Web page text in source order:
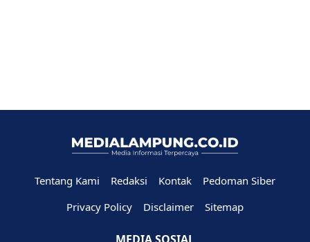
Tentang Kami Redaksi Kontak
Pedoman Siber
Privacy Policy
Disclaimer Sitemap